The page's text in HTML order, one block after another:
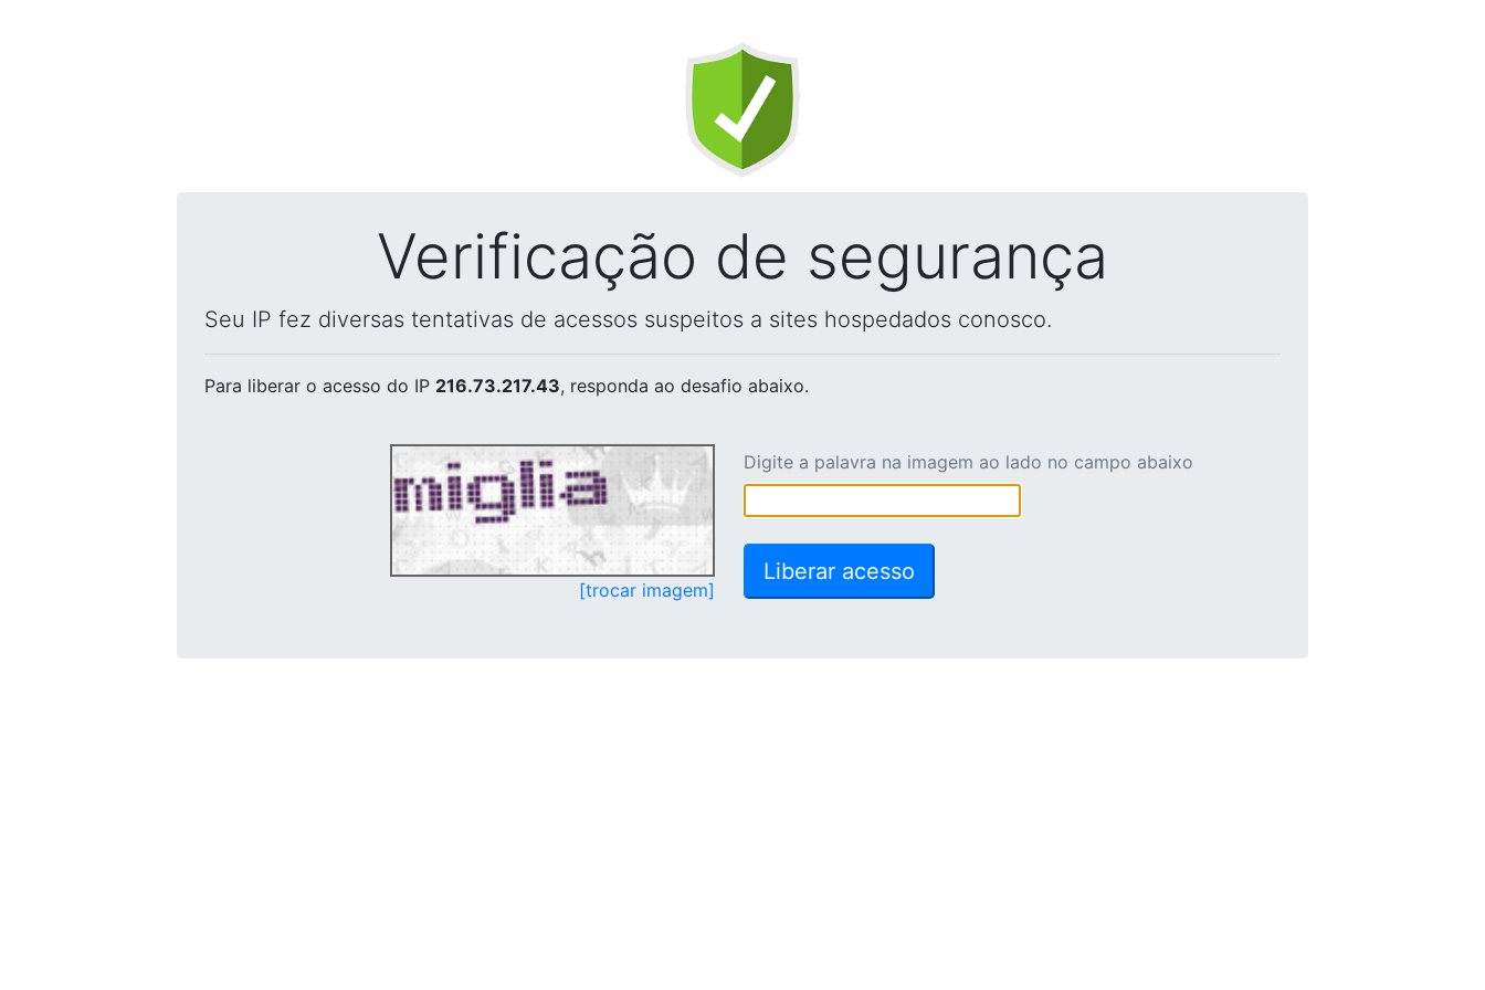
Verificação de segurança
Seu IP fez diversas tentativas de acessos suspeitos a sites hospedados conosco.
Para liberar o acesso do IP 216.73.217.43, responda ao desafio abaixo.
[trocar imagem]
Digite a palavra na imagem ao lado no campo abaixo